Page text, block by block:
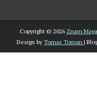
Copyright © 2026 Znam
Design by Tomas Toman |